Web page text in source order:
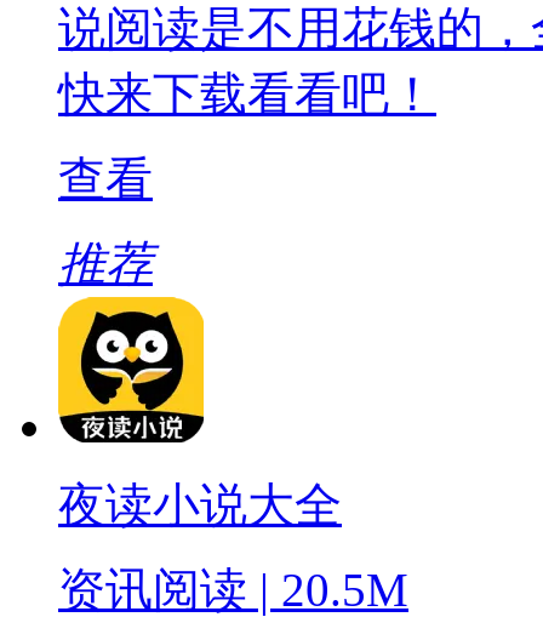
说阅读是不用花钱的
快来下载看看吧！
查看
推荐
夜读小说大全
资讯阅读 | 20.5M